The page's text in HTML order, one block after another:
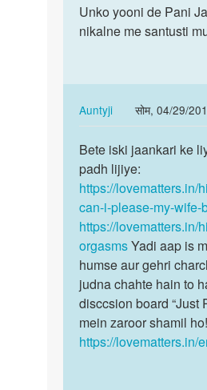
to
लडकी
कैसे
मिलती
by
sohan
Unko
yooni
Jaysa
…
Unko yooni de Pani
nikalne me santusti
Auntyji
सोम, 04/29/
In
reply
to
Unko
yooni
de
Pani
Jaysa
…
by
YK
sahu
Bete
iski
jaankari
ke
liye…
Bete iski jaankari ke
padh lijiye:
https://lovematters.in/
can-i-please-my-wife-
https://lovematters.in/
orgasmsYadi aap is
humse aur gehri
judna chahte hain to
disccsion board “Just
mein zaroor shamil ho!
https://lovematters.in/